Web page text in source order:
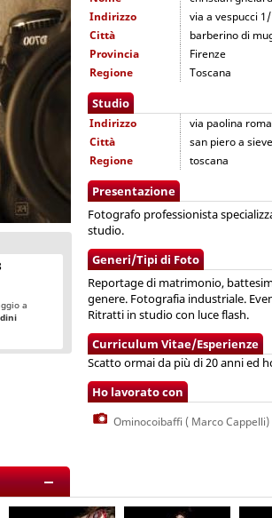
a
Indirizzo
via a vespucci
Città
barberino di
Provincia
Firenze
Regione
Toscana
Studio
Indirizzo
via paolina
Città
san piero a
Regione
toscana
Presentazione
Fotografo professionista
studio.
Generi/Tipi di Foto
Reportage di matrimonio,
genere. Fotografia industriale.
Ritratti in studio con luce flash.
Curriculum Vitae/Esperienze
Scatto ormai da più di 20 anni ed
Ho lavorato con
Ominocoibaffi ( Marco Cappelli)